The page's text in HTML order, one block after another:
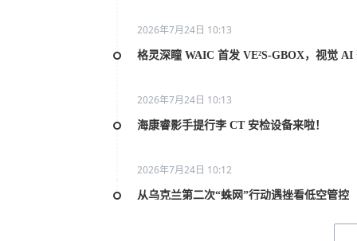
2026年7月24日 10:13
格灵深瞳 WAIC 首发 VE²S-GBOX，视觉 AI
2026年7月24日 10:13
海康睿影手提行李 CT 安检设备来啦！
2026年7月24日 10:12
从乌克兰第二次“蛛网”行动遇挫看低空管控